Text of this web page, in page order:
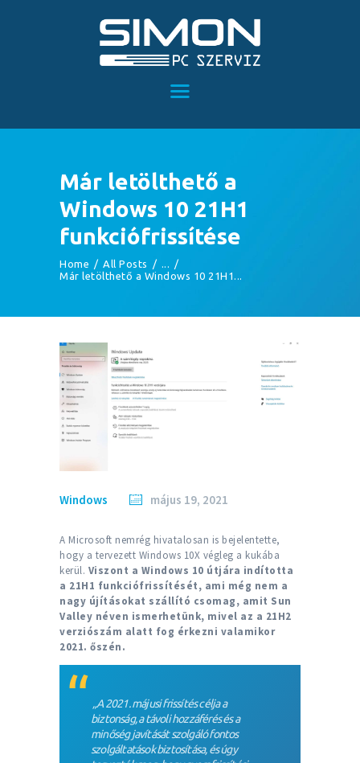
Már letölthető a
Windows 10 21H1
funkciófrissítése
Home All Posts
...
Már letölthető a Windows 10 21H1...
RÉSZLETFIZETÉS
SZOLGÁLTATÁSAINK
RÓLUNK
KAPCSOLAT
Windows május 19, 2021
A Microsoft nemrég hivatalosan is bejelentette,
hogy a tervezett Windows 10X végleg a kukába
kerül. Viszont a Windows 10 útjára indította
a 21H1 funkciófrissítését, ami még nem a
nagy újításokat szállító csomag, amit Sun
Valley néven ismerhetünk, mivel az a 21H2
verziószám alatt fog érkezni valamikor
2021. őszén.
„A 2021. májusi frissítés célja a
biztonság, a távoli hozzáférés és a
minőség javítását szolgáló fontos
szolgáltatások biztosítása, és úgy